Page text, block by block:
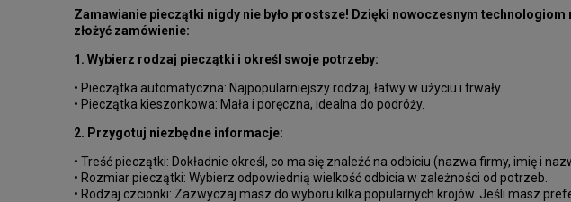
Zamawianie pieczątki nigdy nie było prostsze! Dzięki nowoczesnym
złożyć zamówienie:
1. Wybierz rodzaj pieczątki i określ swoje potrzeby:
• Pieczątka automatyczna: Najpopularniejszy rodzaj, łatwy w użyciu i trwały.
• Pieczątka kieszonkowa: Mała i poręczna, idealna do podróży.
2. Przygotuj niezbędne informacje:
• Treść pieczątki: Dokładnie określ, co ma się znaleźć na odbiciu (nazwa firmy, imię i
• Rozmiar pieczątki: Wybierz odpowiednią wielkość odbicia w zależności od potrzeb.
• Rodzaj czcionki: Zazwyczaj masz do wyboru kilka popularnych krojów. Jeśli masz